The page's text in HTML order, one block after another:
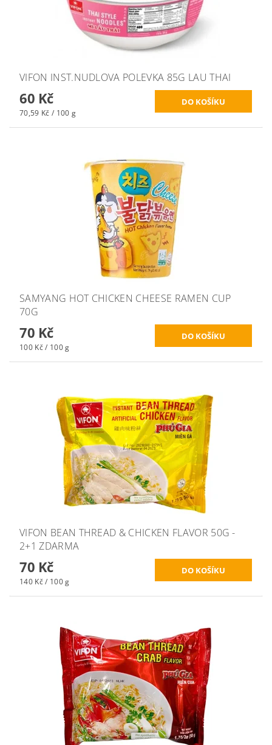
VIFON INST.NUDLOVA POLEVKA 85G LAU THAI
60 Kč
70,59 Kč / 100 g
SAMYANG HOT CHICKEN CHEESE RAMEN CUP
70G
70 Kč
100 Kč / 100 g
VIFON BEAN THREAD & CHICKEN FLAVOR 50G -
2+1 ZDARMA
70 Kč
140 Kč / 100 g